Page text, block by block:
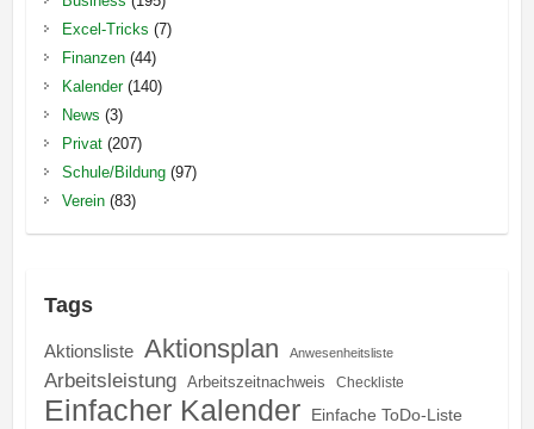
Excel-Tricks (7)
Finanzen(44)
Kalender(140)
News (3)
Privat(207)
Schule/Bildung(97)
Verein(83)
Tags
Aktionsliste Aktionsplan Anwesenheitsliste
Arbeitsleistung Arbeitszeitnachweis Checkliste
Einfacher Kalender Einfache ToDo-Liste